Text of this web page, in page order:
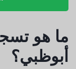
ما هو
أبوظبي؟